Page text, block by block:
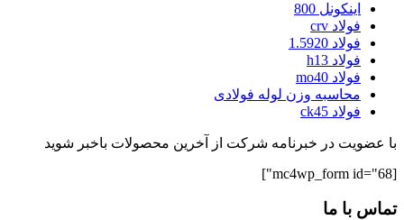
اینکونل 800
فولاد crv
فولاد 1.5920
فولاد h13
فولاد mo40
محاسبه وزن لوله فولادی
فولاد ck45
با عضویت در خبرنامه شرکت از آخرین محصولات باخبر شوید
[mc4wp_form id="68"]
تماس با ما